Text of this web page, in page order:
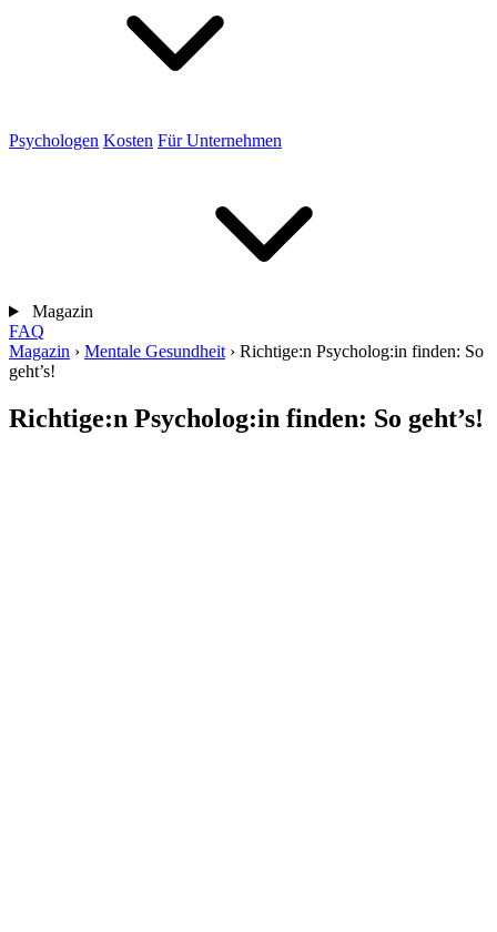
Psychologen Kosten Für Unternehmen
Magazin
FAQ
Magazin › Mentale Gesundheit › Richtige:n Psycholog:in finden: So
geht’s!
Richtige:n Psycholog:in finden: So geht’s!